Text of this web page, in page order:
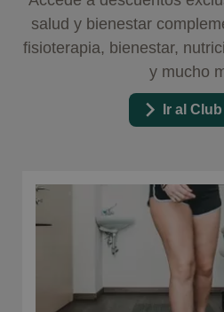
salud y bienestar
fisioterapia, bienestar,
y mucho
Ir al